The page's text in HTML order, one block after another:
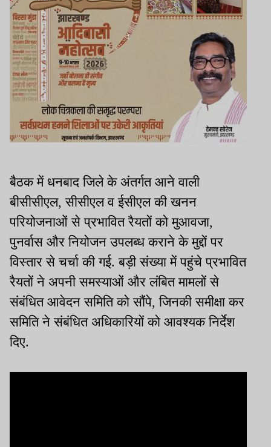
बैठक में धनबाद जिले के अंतर्गत आने वाली
बीसीसीएल, सीसीएल व ईसीएल की खनन
परियोजनाओं से प्रभावित रैयतों को मुआवजा,
पुनर्वास और नियोजन उपलब्ध कराने के मुद्दों पर
विस्तार से चर्चा की गई. बड़ी संख्या में पहुंचे प्रभावित
रैयतों ने अपनी समस्याओं और लंबित मामलों से
संबंधित आवेदन समिति को सौंपे, जिनकी समीक्षा कर
समिति ने संबंधित अधिकारियों को आवश्यक निर्देश
दिए.